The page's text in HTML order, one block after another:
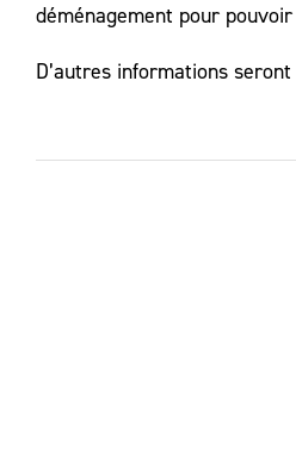
déménagement pour
D’autres informations